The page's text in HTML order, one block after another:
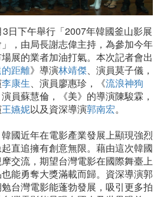
日下午舉行「2007年韓國釜山影展
，由局長謝志偉主持，為參加今年
展的業者加油打氣。本次記者會出
距離》導演林靖傑、演員莫子儀，
李康生、演員廖惠珍，《流浪神狗
員蘇慧倫，《美》的導演陳駿霖，
王嬿妮以及資深導演郭南宏。
國近年在電影產業發展上顯現強烈
直追擁有創意無限。藉由這次韓國
交流，期望台灣電影在國際舞臺上
能勇奪大獎滿載而歸。資深導演郭
台灣電影能蓬勃發展，吸引更多拍